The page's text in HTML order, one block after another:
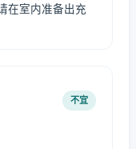
在室内准备出充
不宜